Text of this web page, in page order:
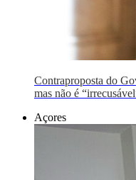
Contraproposta do
mas não é
Açores